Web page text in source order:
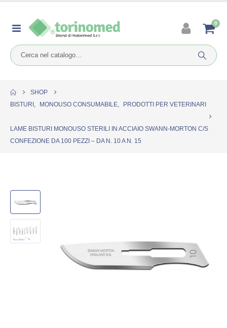
0
SHOP
BISTURI , MONOUSO CONSUMABILE, PRODOTTI PER VETERINARI
LAME BISTURI MONOUSO STERILI IN ACCIAIO SWANN-MORTON C/S
CONFEZIONE DA 100 PEZZI – DA N. 10 A N. 15